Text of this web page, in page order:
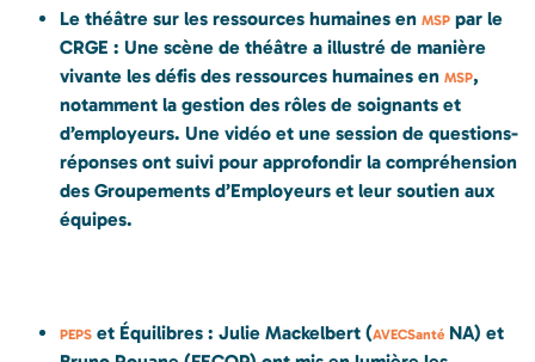
Le théâtre sur les ressources humaines en MSP par le
CRGE : Une scène de théâtre a illustré de manière
vivante les défis des ressources humaines en MSP,
notamment la gestion des rôles de soignants et
d’employeurs. Une vidéo et une session de questions-
réponses ont suivi pour approfondir la compréhension
des Groupements d’Employeurs et leur soutien aux
équipes.
PEPS et Équilibres : Julie Mackelbert (AVECSanté NA) et